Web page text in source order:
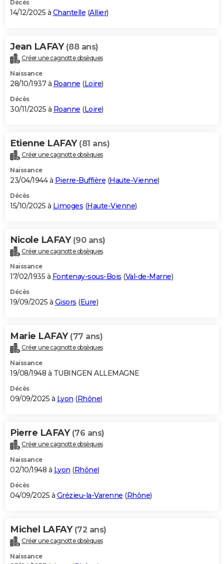
Décès
14/12/2025 à Chantelle (Allier)
Jean LAFAY (88 ans)
Créer une cagnotte obsèques
Naissance
28/10/1937 à Roanne (Loire)
Décès
30/11/2025 à Roanne (Loire)
Etienne LAFAY (81 ans)
Créer une cagnotte obsèques
Naissance
23/04/1944 à Pierre-Buffière (Haute-Vienne)
Décès
15/10/2025 à Limoges (Haute-Vienne)
Nicole LAFAY (90 ans)
Créer une cagnotte obsèques
Naissance
17/02/1935 à Fontenay-sous-Bois (Val-de-Marne)
Décès
19/09/2025 à Gisors (Eure)
Marie LAFAY (77 ans)
Créer une cagnotte obsèques
Naissance
19/08/1948 à TUBINGEN ALLEMAGNE
Décès
09/09/2025 à Lyon (Rhône)
Pierre LAFAY (76 ans)
Créer une cagnotte obsèques
Naissance
02/10/1948 à Lyon (Rhône)
Décès
04/09/2025 à Grézieu-la-Varenne (Rhône)
Michel LAFAY (72 ans)
Créer une cagnotte obsèques
Naissance